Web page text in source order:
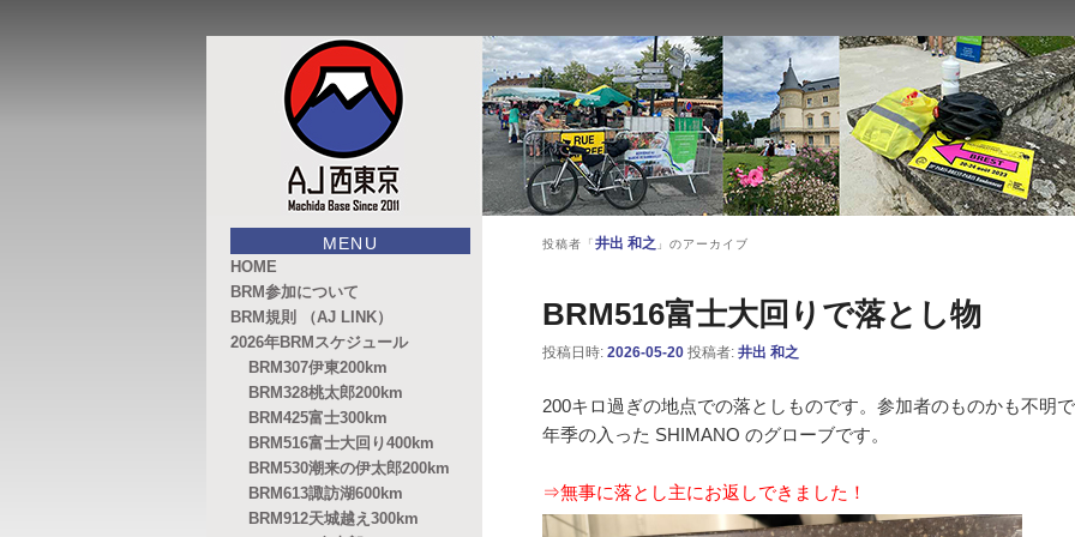
AJ西東京
このサイトは、オダックスジャパン西東京主催のブルベ情報を発信しています。XServer
投稿者「井出 和之 」のアーカイブ
BRM516富士大回りで落とし物
投稿日時: 2026-05-20 投稿者: 井出 和之
200キロ過ぎの地点での落としものです。参加者のものかも不明
年季の入った SHIMANO のグローブです。
⇒無事に落とし主にお返しできました！
MENU
HOME
BRM参加について
BRM規則 （AJ LINK）
2026年BRMスケジュール
BRM307伊東200km
BRM328桃太郎200km
BRM425富士300km
BRM516富士大回り400km
BRM530潮来の伊太郎200km
BRM613諏訪湖600km
BRM912天城越え300km